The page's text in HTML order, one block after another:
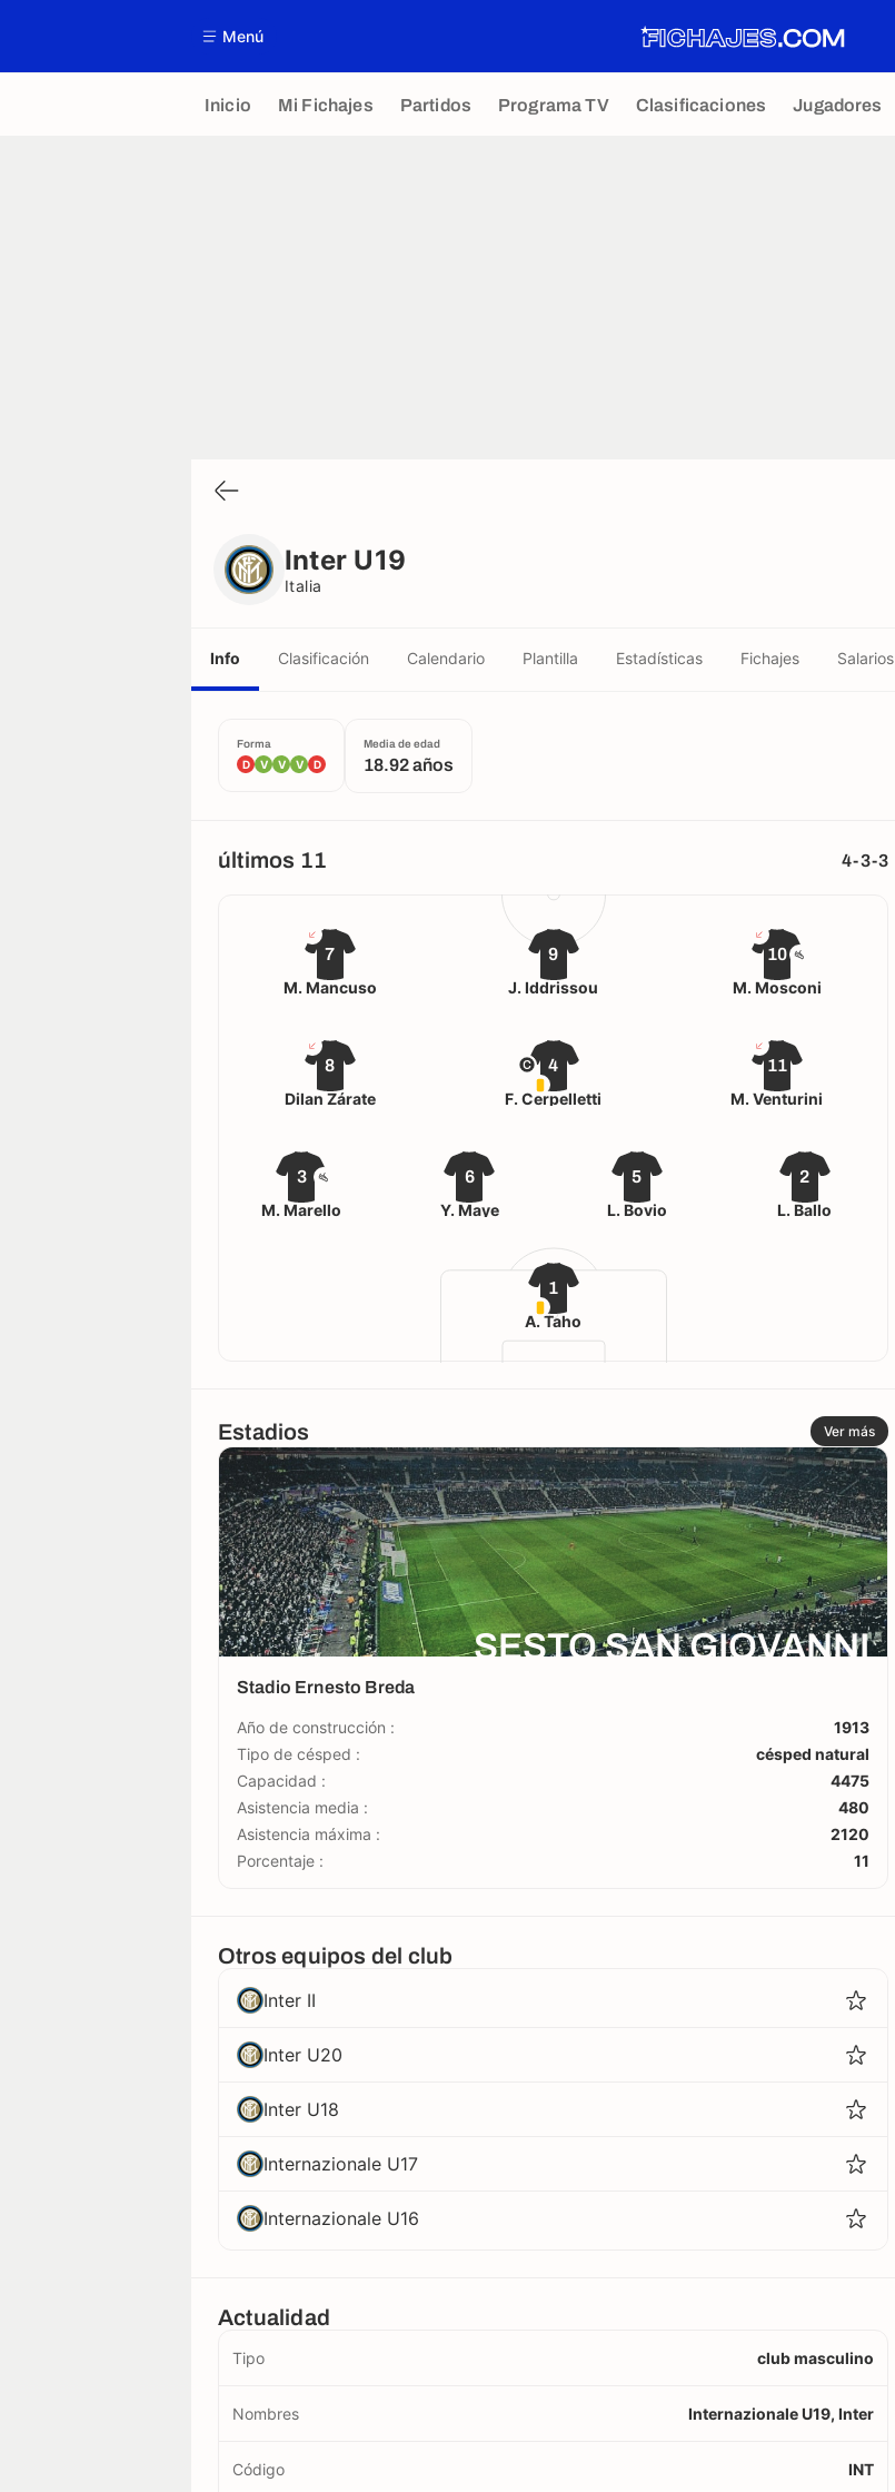
Menú
Inicio Mi Fichajes Partidos Programa TV Clasificaciones Jugadores
Inter U19
Italia
Info Clasificación Calendario Plantilla Estadísticas Fichajes Salarios
Forma
D V V V D
Media de edad
18.92 años
últimos 11 4-3-3
1
A. Taho
3
M. Marello
6
Y. Maye
5
L. Bovio
2
L. Ballo
8
Dilan Zárate
4
F. Cerpelletti
11
M. Venturini
7
M. Mancuso
9
J. Iddrissou
10
M. Mosconi
Estadios Ver más
SESTO SAN GIOVANNI
Stadio Ernesto Breda
Año de construcción :
1913
Tipo de césped :
césped natural
Capacidad :
4475
Asistencia media :
480
Asistencia máxima :
2120
Porcentaje :
11
Otros equipos del club
Inter II
Inter U20
Inter U18
Internazionale U17
Internazionale U16
Actualidad
Tipo club masculino
Nombres Internazionale U19, Inter
Código INT